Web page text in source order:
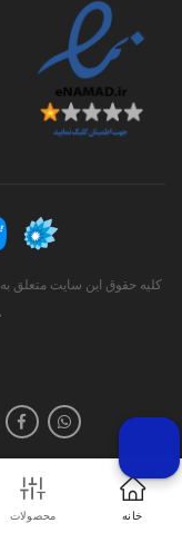
کلیه حقوق این سایت متعلق به
خانه محصولات